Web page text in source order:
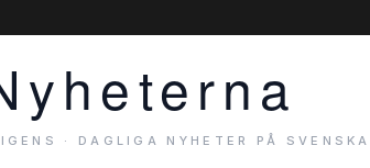
· DAGLIGA NYHETER PÅ SVENSKA